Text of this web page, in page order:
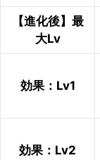
【進化後】最
大Lv
効果：Lv1
効果：Lv2